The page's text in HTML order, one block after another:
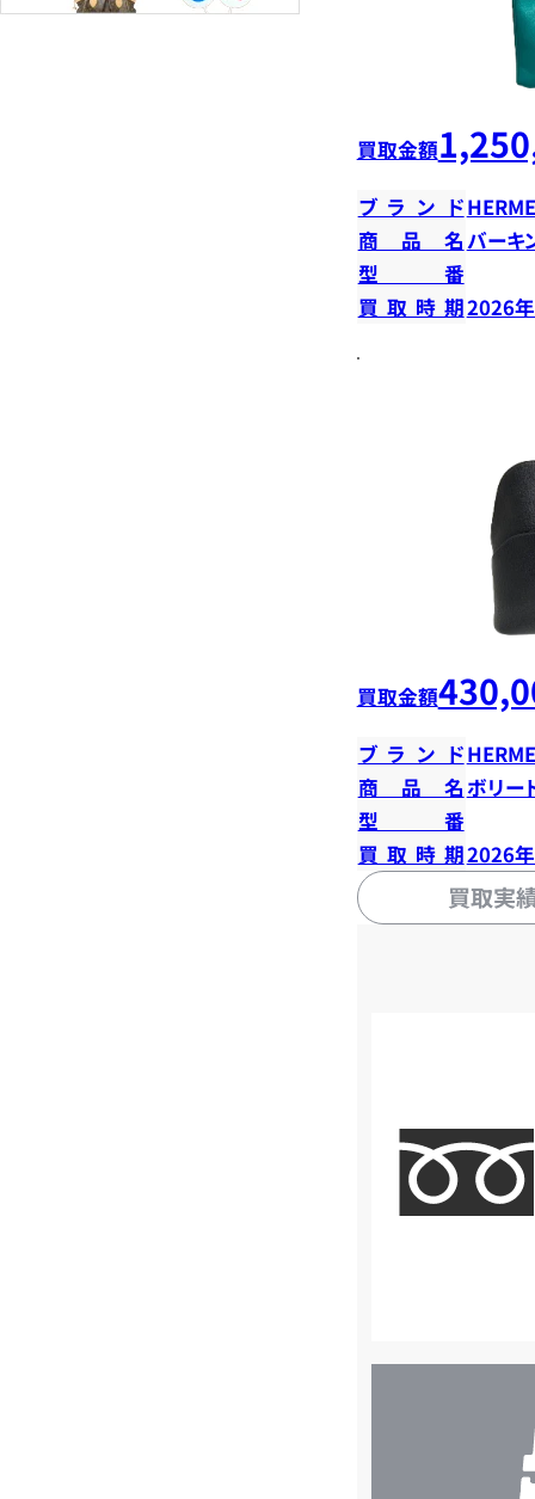
買取金額
ブランド
商品名 バーキ
型番
買取時期2026
買取金額
ブランド
商品名ボリー
型番
買取時期2026
買取実